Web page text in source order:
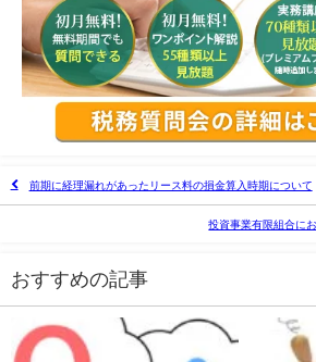
前期に経理漏れがあったリース料の損金算入時期について
投資事業有限組合に
おすすめの記事